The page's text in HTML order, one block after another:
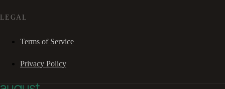
LEGAL
Terms of Service
Privacy Policy